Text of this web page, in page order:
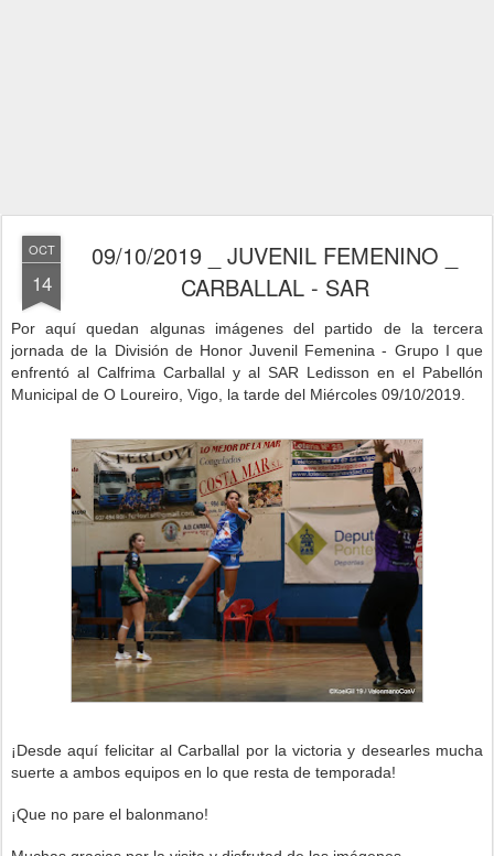
OCT
14
09/10/2019 _ JUVENIL FEMENINO _
CARBALLAL - SAR
Por aquí quedan algunas imágenes del partido de la tercera
jornada de la División de Honor Juvenil Femenina - Grupo I que
enfrentó al Calfrima Carballal y al SAR Ledisson en el Pabellón
Municipal de O Loureiro, Vigo, la tarde del Miércoles 09/10/2019.
¡Desde aquí felicitar al Carballal por la victoriay desearles mucha
suerte a ambos equipos en lo que resta de temporada!
¡Que no pare el balonmano!